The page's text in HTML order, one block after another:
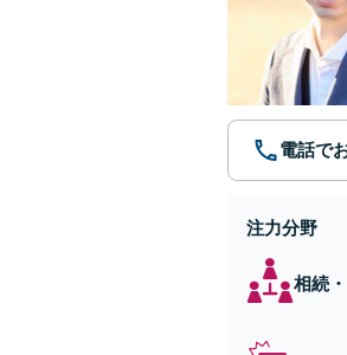
電話で
注力分野
相続